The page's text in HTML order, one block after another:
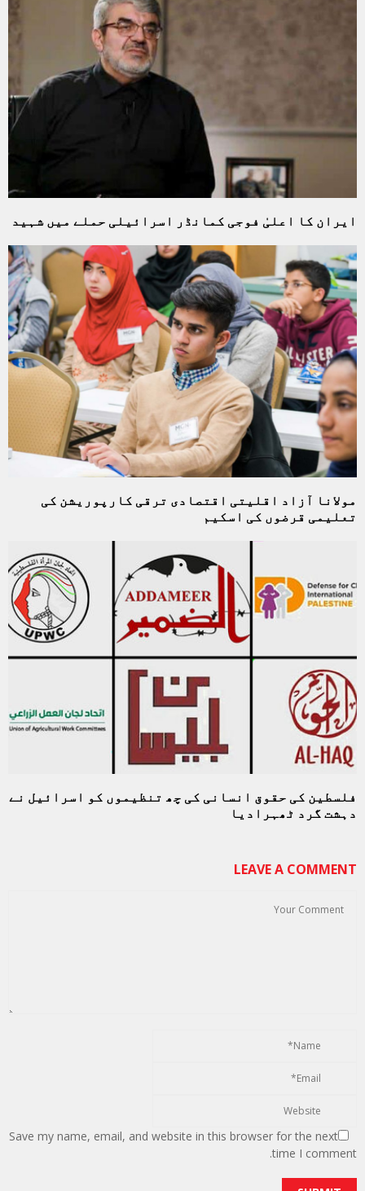
ایران کا اعلیٰ فوجی کمانڈر اسرائیلی حملے میں شہید
مولانا آزاد اقلیتی اقتصادی ترقی کارپوریشن کی
تعلیمی قرضوں کی اسکیم
فلسطین کی حقوق انسانی کی چھ تنظیموں کو اسرائیل نے
دہشت گرد ٹھہرادیا
LEAVE A COMMENT
Save my name, email, and website in this browser for the next
time I comment.